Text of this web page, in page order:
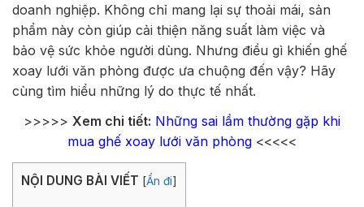
doanh nghiệp. Không chỉ mang lại sự thoải mái, sản
phẩm này còn giúp cải thiện năng suất làm việc và
bảo vệ sức khỏe người dùng. Nhưng điều gì khiến ghế
xoay lưới văn phòng được ưa chuộng đến vậy? Hãy
cùng tìm hiểu những lý do thực tế nhất.
>>>>> Xem chi tiết: Những sai lầm thường gặp khi
mua ghế xoay lưới văn phòng <<<<<
NỘI DUNG BÀI VIẾT [Ẩn đi]